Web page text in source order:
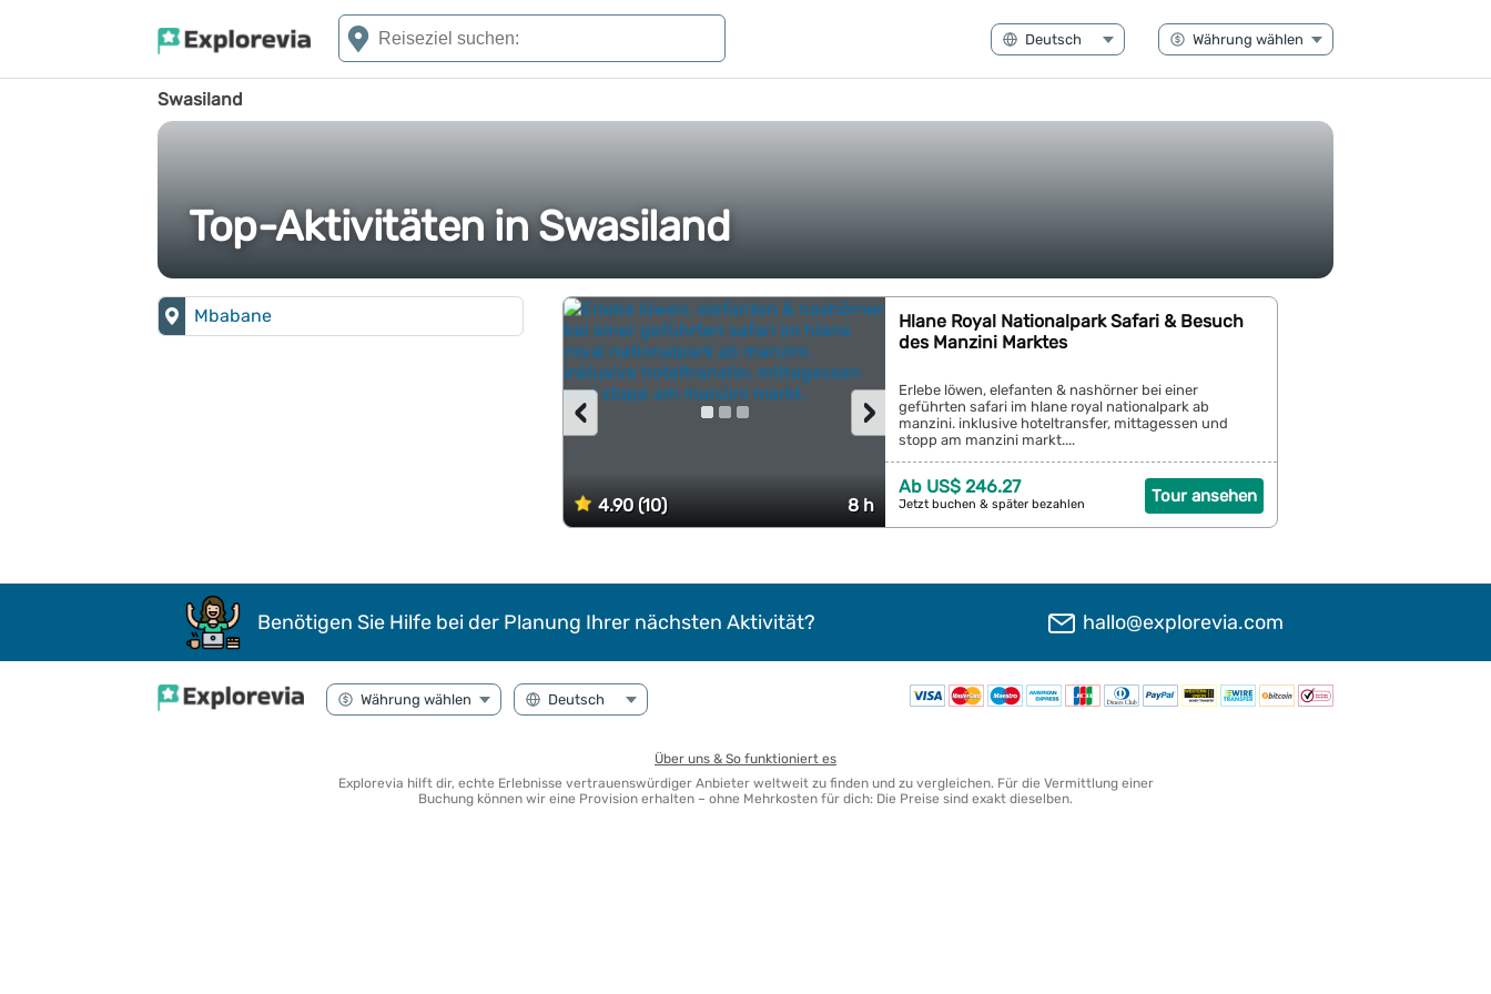
Swasiland
Top-Aktivitäten in Swasiland
4.90 (10) 8 h
›
‹
Hlane Royal Nationalpark Safari & Besuch
des Manzini Marktes
Erlebe löwen, elefanten & nashörner bei einer
geführten safari im hlane royal nationalpark ab
manzini. inklusive hoteltransfer, mittagessen und
stopp am manzini markt....
Tour ansehen
Ab US$ 246.27
Jetzt buchen & später bezahlen
Mbabane
Benötigen Sie Hilfe bei der Planung Ihrer nächsten Aktivität? hallo@explorevia.com
Über uns & So funktioniert es
Explorevia hilft dir, echte Erlebnisse vertrauenswürdiger Anbieter weltweit zu finden und zu vergleichen. Für die Vermittlung einer
Buchung können wir eine Provision erhalten – ohne Mehrkosten für dich: Die Preise sind exakt dieselben.